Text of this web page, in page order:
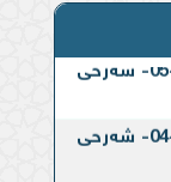
شەرحی کتێبی أحادیث الصیام من...-05- شەرحی